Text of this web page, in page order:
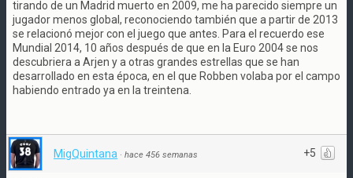
tirando de un Madrid muerto en 2009, me ha parecido siempre un
jugador menos global, reconociendo también que a partir de 2013
se relacionó mejor con el juego que antes. Para el recuerdo ese
Mundial 2014, 10 años después de que en la Euro 2004 se nos
descubriera a Arjen y a otras grandes estrellas que se han
desarrollado en esta época, en el que Robben volaba por el campo
habiendo entrado ya en la treintena.
+5
MigQuintana · hace 456 semanas